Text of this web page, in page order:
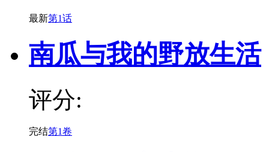
最新第1话
南瓜与我的野放生活
评分:
完结第1卷